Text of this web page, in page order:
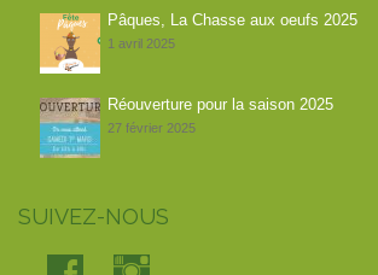
Pâques, La Chasse aux oeufs 2025
1 avril 2025
Réouverture pour la saison 2025
27 février 2025
SUIVEZ-NOUS